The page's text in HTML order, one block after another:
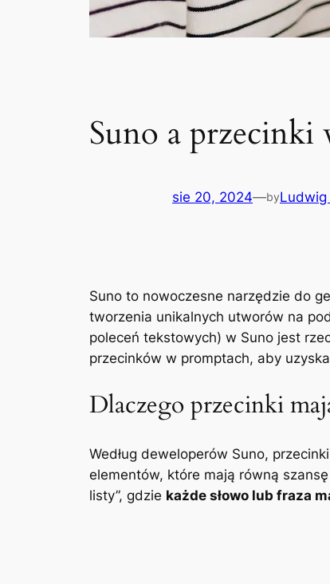
Suno a
sie 20, 2024—byLudwig
Suno to nowoczesne narzędzie do
tworzenia unikalnych utworów na
poleceń tekstowych) w Suno jest
przecinków w promptach, aby
Dlaczego przecinki
Według deweloperów Suno,
elementów, które mają równą
listy”, gdzie każde słowo lub fraza